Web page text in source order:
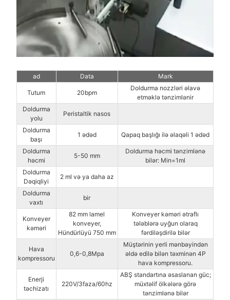
ad Data Mark
Tutum 20bpm
Doldurma nozzləri əlavə
etməklə tənzimlənir
Doldurma
yolu
Peristaltik nasos
Doldurma
başı
1 ədəd Qapaq başlığı ilə əlaqəli 1 ədəd
Doldurma
həcmi
5-50 mm
Doldurma həcmi tənzimlənə
bilər: Min=1ml
Doldurma
Dəqiqliyi
2 ml və ya daha az
Doldurma
vaxtı
bir
Konveyer
kəməri
82 mm lamel
konveyer,
Hündürlüyü 750 mm
Konveyer kəməri ətraflı
tələblərə uyğun olaraq
fərdiləşdirilə bilər
Hava
kompressoru
0,6-0,8Mpa
Müştərinin yerli mənbəyindən
əldə edilə bilən təxminən 4P
hava kompressoru.
Enerji
təchizatı
220V/3faza/60hz
ABŞ standartına əsaslanan güc;
müxtəlif ölkələrə görə
tənzimlənə bilər